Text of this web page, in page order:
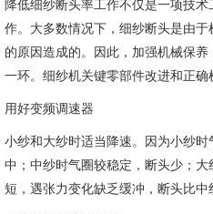
降低细纱断头率工作不仅是一项技
作。大多数情况下，细纱断头是由
的原因造成的。因此，加强机械保
一环。细纱机关键零部件改进和正确
用好变频调速器
小纱和大纱时适当降速。因为小纱
中；中纱时气圈较稳定，断头少；
短，遇张力变化缺乏缓冲，断头比中